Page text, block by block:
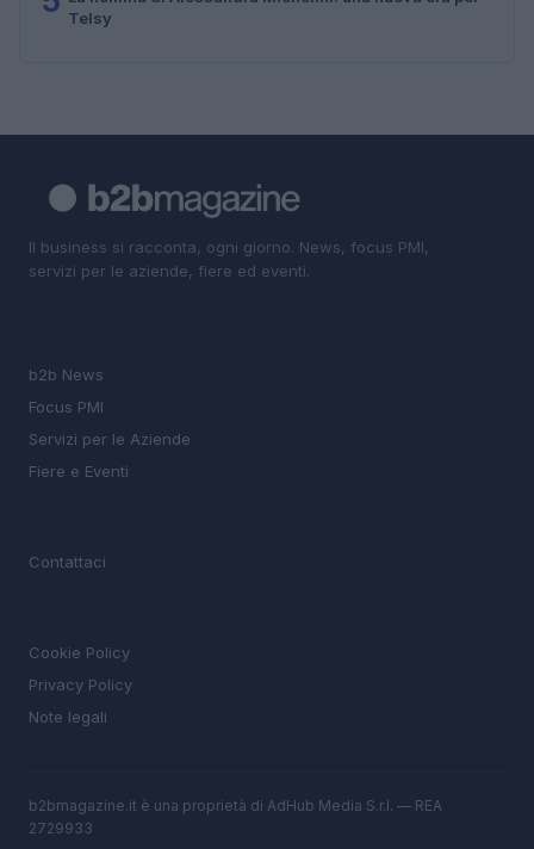
Telsy
Il business si racconta, ogni giorno. News, focus PMI,
servizi per le aziende, fiere ed eventi.
b2b News
Focus PMI
Servizi per le Aziende
Fiere e Eventi
Contattaci
Cookie Policy
Privacy Policy
Note legali
b2bmagazine.it è una proprietà di AdHub Media S.r.l. — REA
2729933